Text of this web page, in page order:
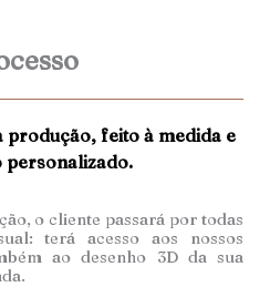
produção, feito à medida e
personalizado.
o cliente passará por todas
terá acesso aos nossos
ao desenho 3D da sua